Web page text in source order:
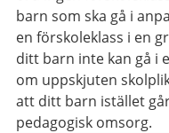
barn som ska gå i
en förskoleklass i en
ditt barn inte kan gå i
om uppskjuten
att ditt barn istället
pedagogisk omsorg.